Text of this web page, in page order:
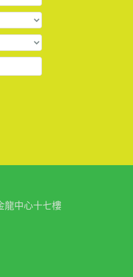
龍中心十七樓